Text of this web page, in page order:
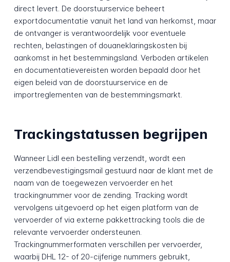
direct levert. De doorstuurservice beheert
exportdocumentatie vanuit het land van herkomst, maar
de ontvanger is verantwoordelijk voor eventuele
rechten, belastingen of douaneklaringskosten bij
aankomst in het bestemmingsland. Verboden artikelen
en documentatievereisten worden bepaald door het
eigen beleid van de doorstuurservice en de
importreglementen van de bestemmingsmarkt.
Trackingstatussen begrijpen
Wanneer Lidl een bestelling verzendt, wordt een
verzendbevestigingsmail gestuurd naar de klant met de
naam van de toegewezen vervoerder en het
trackingnummer voor de zending. Tracking wordt
vervolgens uitgevoerd op het eigen platform van de
vervoerder of via externe pakkettracking tools die de
relevante vervoerder ondersteunen.
Trackingnummerformaten verschillen per vervoerder,
waarbij DHL 12- of 20-cijferige nummers gebruikt,